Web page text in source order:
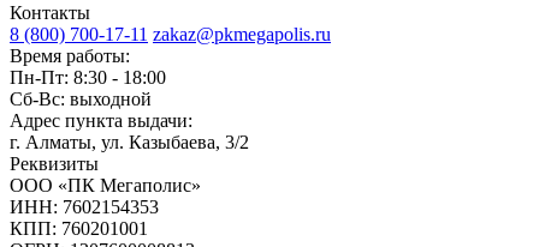
Контакты
8 (800) 700-17-11 zakaz@pkmegapolis.ru
Время работы:
Пн-Пт: 8:30 - 18:00
Сб-Вс: выходной
Адрес пункта выдачи:
г. Алматы, ул. Казыбаева, 3/2
Реквизиты
ООО «ПК Мегаполис»
ИНН: 7602154353
КПП: 760201001